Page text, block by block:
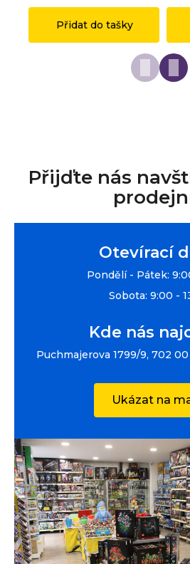
Přidat do tašky
Přijďte nás
Otevírací
Pondělí - Pátek:
Sobota: 9:00 -
Kde nás
Puchmajerova 1799/9, 702
Ukázat na